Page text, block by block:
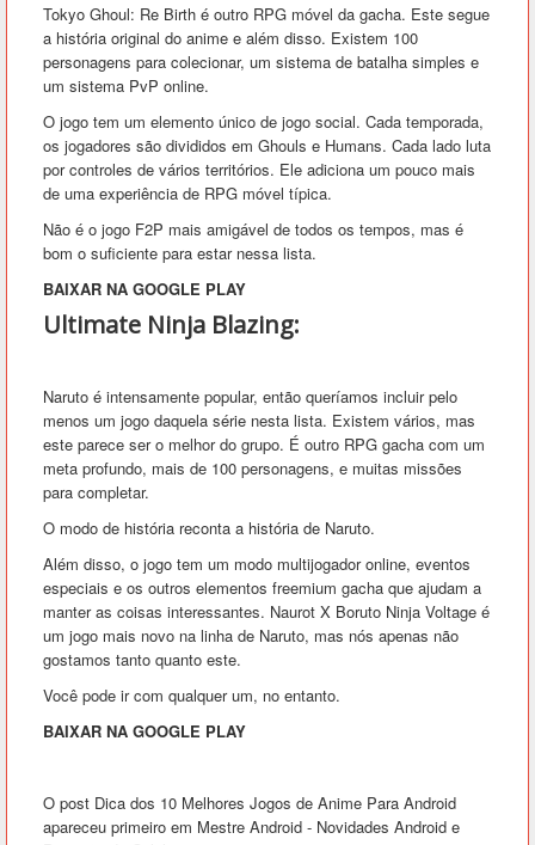
Tokyo Ghoul: Re Birth é outro RPG móvel da gacha. Este segue
a história original do anime e além disso. Existem 100
personagens para colecionar, um sistema de batalha simples e
um sistema PvP online.
O jogo tem um elemento único de jogo social. Cada temporada,
os jogadores são divididos em Ghouls e Humans. Cada lado luta
por controles de vários territórios. Ele adiciona um pouco mais
de uma experiência de RPG móvel típica.
Não é o jogo F2P mais amigável de todos os tempos, mas é
bom o suficiente para estar nessa lista.
BAIXAR NA GOOGLE PLAY
Ultimate Ninja Blazing:
Naruto é intensamente popular, então queríamos incluir pelo
menos um jogo daquela série nesta lista. Existem vários, mas
este parece ser o melhor do grupo. É outro RPG gacha com um
meta profundo, mais de 100 personagens, e muitas missões
para completar.
O modo de história reconta a história de Naruto.
Além disso, o jogo tem um modo multijogador online, eventos
especiais e os outros elementos freemium gacha que ajudam a
manter as coisas interessantes. Naurot X Boruto Ninja Voltage é
um jogo mais novo na linha de Naruto, mas nós apenas não
gostamos tanto quanto este.
Você pode ir com qualquer um, no entanto.
BAIXAR NA GOOGLE PLAY
O post Dica dos 10 Melhores Jogos de Anime Para Android
apareceu primeiro em Mestre Android - Novidades Android e